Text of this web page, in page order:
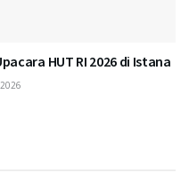
HUT RI 2026 di Istana